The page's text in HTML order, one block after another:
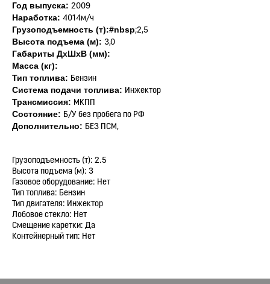
Год выпуска: 2009
Наработка: 4014м/ч
Грузоподъемность (т):#nbsp;2,5
Высота подъема (м): 3,0
Габариты ДхШхВ (мм):
Масса (кг):
Тип топлива: Бензин
Система подачи топлива: Инжектор
Трансмиссия: МКПП
Состояние: Б/У без пробега по РФ
Дополнительно: БЕЗ ПСМ,
Грузоподъемность (т): 2.5
Высота подъема (м): 3
Газовое оборудование: Нет
Тип топлива: Бензин
Тип двигателя: Инжектор
Лобовое стекло: Нет
Смещение каретки: Да
Контейнерный тип: Нет